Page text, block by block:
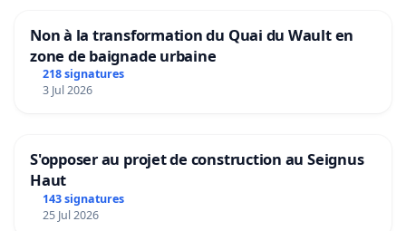
Non à la transformation du Quai du Wault en
zone de baignade urbaine
218 signatures
3 Jul 2026
S'opposer au projet de construction au Seignus
Haut
143 signatures
25 Jul 2026